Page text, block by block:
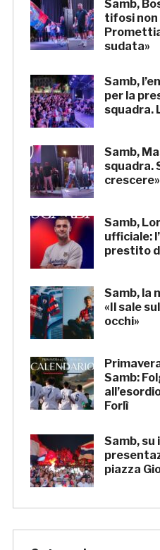
Samb,
tifosi non
sudata»
Samb,
per la
squadra.
Samb,
squadra.
crescere»
Samb,
ufficiale:
prestito
Samb, la
«Il sale
occhi»
Samb:
Forlì
Samb, su
piazza